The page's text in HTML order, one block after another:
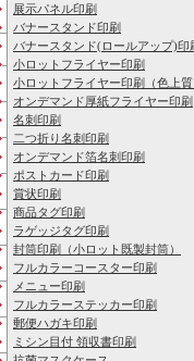
展示パネル印刷
バナースタンド印刷
バナースタンド(ロールアップ)印
小ロットフライヤー印刷
小ロットフライヤー印刷（色上
オンデマンド厚紙フライヤー印刷
名刺印刷
二つ折り名刺印刷
オンデマンド箔名刺印刷
ポストカード印刷
賞状印刷
商品タグ印刷
ラゲッジタグ印刷
封筒印刷
（小ロット既製封筒）
フルカラーコースター印刷
メニュー印刷
フルカラーステッカー印刷
郵便ハガキ印刷
ミシン目付 領収書印刷